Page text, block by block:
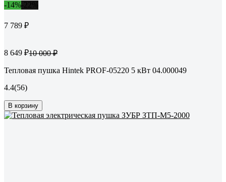
-14%
7 789 ₽
8 649 ₽10 000 ₽
Тепловая пушка Hintek PROF-05220 5 кВт 04.000049
4.4(56)
В корзину